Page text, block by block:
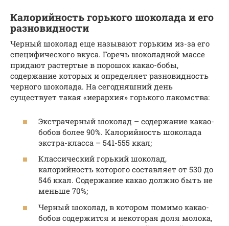
Калорийность горького шоколада и его
разновидности
Черный шоколад еще называют горьким из-за его
специфического вкуса. Горечь шоколадной массе
придают растертые в порошок какао-бобы,
содержание которых и определяет разновидность
черного шоколада. На сегодняшний день
существует такая «иерархия» горького лакомства:
Экстрачерный шоколад – содержание какао-
бобов более 90%. Калорийность шоколада
экстра-класса – 541-555 ккал;
Классический горький шоколад,
калорийность которого составляет от 530 до
546 ккал. Содержание какао должно быть не
меньше 70%;
Черный шоколад, в котором помимо какао-
бобов содержится и некоторая доля молока,